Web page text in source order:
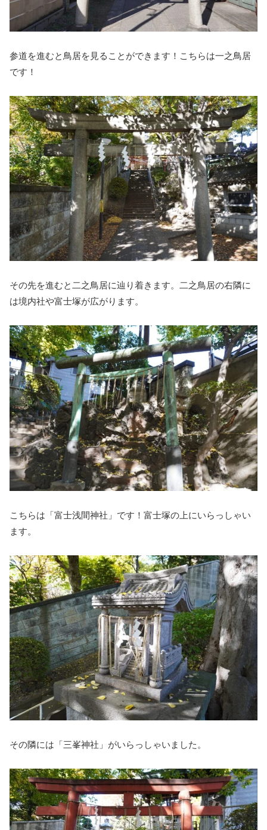
参道を進むと鳥居を見ることができます！こちらは一之鳥居
です！
その先を進むと二之鳥居に辿り着きます。二之鳥居の右隣に
は境内社や富士塚が広がります。
こちらは「富士浅間神社」です！富士塚の上にいらっしゃい
ます。
その隣には「三峯神社」がいらっしゃいました。